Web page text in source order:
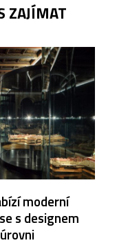
ZAJÍMAT
moderní
s designem